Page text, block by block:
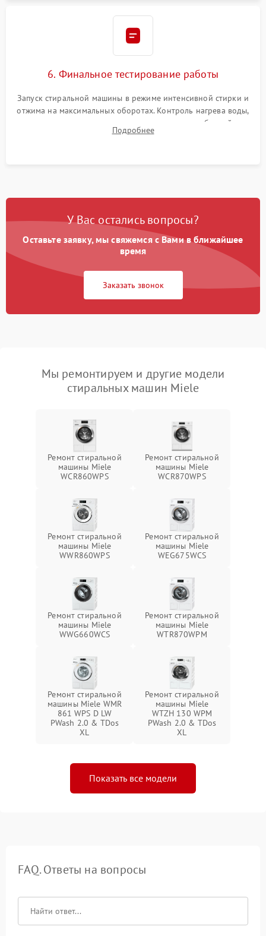
6. Финальное тестирование работы
Запуск стиральной машины в режиме интенсивной стирки и
отжима на максимальных оборотах. Контроль нагрева воды,
корректности слива, отсутствия излишних вибраций,
посторонних стуков и протечек под корпусом.
Подробнее
У Вас остались вопросы?
Оставьте заявку, мы свяжемся с Вами в ближайшее
время
Заказать звонок
Мы ремонтируем и другие модели
стиральных машин Miele
Ремонт стиральной
машины Miele
WCR860WPS
Ремонт стиральной
машины Miele
WCR870WPS
Ремонт стиральной
машины Miele
WWR860WPS
Ремонт стиральной
машины Miele
WEG675WCS
Ремонт стиральной
машины Miele
WWG660WCS
Ремонт стиральной
машины Miele
WTR870WPM
Ремонт стиральной
машины Miele WMR
861 WPS D LW
PWash 2.0 & TDos
XL
Ремонт стиральной
машины Miele
WTZH 130 WPM
PWash 2.0 & TDos
XL
Показать все модели
FAQ. Ответы на вопросы